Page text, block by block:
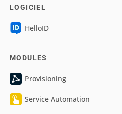
LOGICIEL
HelloID
MODULES
Provisioning
Service Automation